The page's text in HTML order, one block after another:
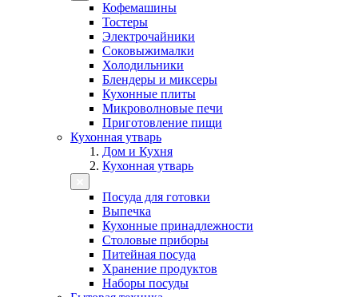
Кофемашины
Тостеры
Электрочайники
Соковыжималки
Холодильники
Блендеры и миксеры
Кухонные плиты
Микроволновые печи
Приготовление пищи
Кухонная утварь
Дом и Кухня
Кухонная утварь
Посуда для готовки
Выпечка
Кухонные принадлежности
Столовые приборы
Питейная посуда
Хранение продуктов
Наборы посуды